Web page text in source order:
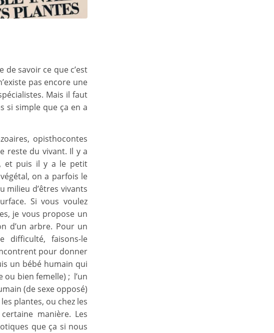
savoir ce que c’est
pas encore une
Mais il faut
si simple que ça en a
opisthocontes
reste du vivant. Il y a
et puis il y a le petit
on a parfois le
milieu d’êtres vivants
Si vous voulez
je vous propose un
d’un arbre. Pour un
faisons-le
pour donner
un bébé humain qui
bien femelle) ; l’un
(de sexe opposé)
plantes, ou chez les
manière. Les
que ça si nous